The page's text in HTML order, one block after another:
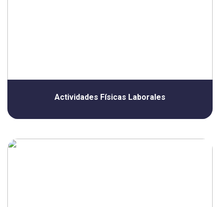
Actividades Físicas Laborales